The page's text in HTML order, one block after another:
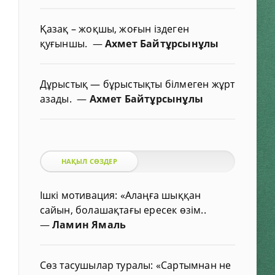
Қазақ – жоқшы, жоғын іздеген
қуғыншы. —Ахмет Байтұрсынұлы
Дұрыстық — бұрыстықты білмеген жұрт
азады.— Ахмет Байтұрсынұлы
НАҚЫЛ СӨЗДЕР
Ішкі мотивация: «Алаңға шыққан
сайын, болашақтағы ересек өзім..
—Ламин Ямаль
Сөз тасушылар туралы: «Сартымнан не